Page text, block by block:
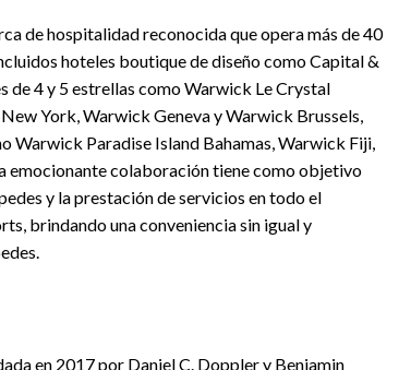
de hospitalidad reconocida que opera más de 40
hoteles boutique de diseño como Capital &
de 4 y 5 estrellas como Warwick Le Crystal
York, Warwick Geneva y Warwick Brussels,
Warwick Paradise Island Bahamas, Warwick Fiji,
emocionante colaboración tiene como objetivo
y la prestación de servicios en todo el
brindando una conveniencia sin igual y
en 2017 por Daniel C. Doppler y Benjamin